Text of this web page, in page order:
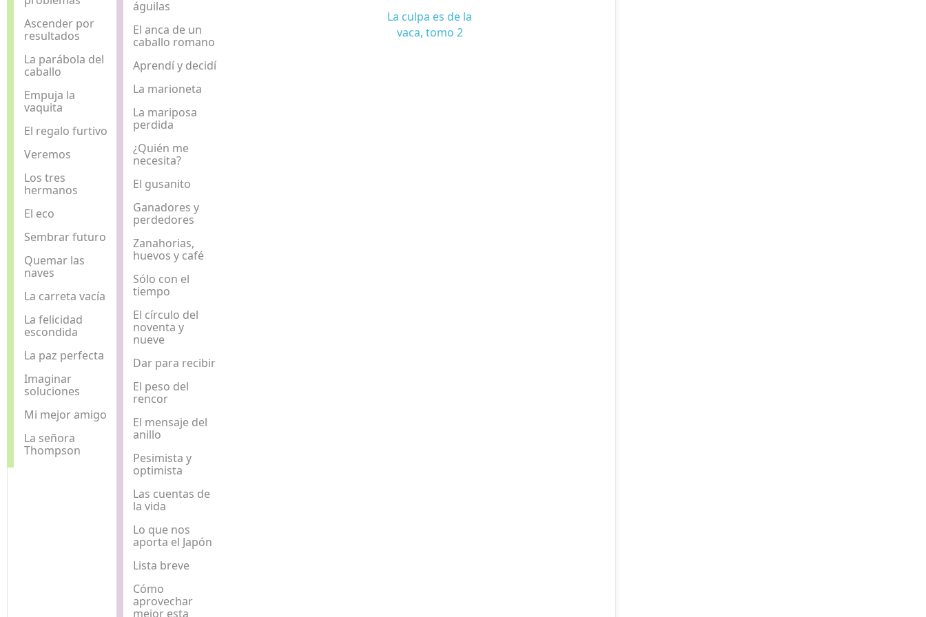
Ascender por
resultados
La parábola del
caballo
Empuja la
vaquita
El regalo furtivo
Veremos
Los tres
hermanos
El eco
Sembrar futuro
Quemar las
naves
La carreta vacía
La felicidad
escondida
La paz perfecta
Imaginar
soluciones
Mi mejor amigo
La señora
Thompson
águilas
El anca de un
caballo romano
Aprendí y decidí
La marioneta
La mariposa
perdida
¿Quién me
necesita?
El gusanito
Ganadores y
perdedores
Zanahorias,
huevos y café
Sólo con el
tiempo
El círculo del
noventa y
nueve
Dar para recibir
El peso del
rencor
El mensaje del
anillo
Pesimista y
optimista
Las cuentas de
la vida
Lo que nos
aporta el Japón
Lista breve
Cómo
aprovechar
mejor esta
La culpa es de la
vaca, tomo 2